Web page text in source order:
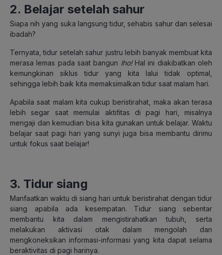
2. Belajar setelah sahur
Siapa nih yang suka langsung tidur, sehabis sahur dan selesai
ibadah?
Ternyata, tidur setelah sahur justru lebih banyak membuat kita
merasa lemas pada saat bangun lho!Hal ini diakibatkan oleh
kemungkinan siklus tidur yang kita lalui tidak optimal,
sehingga lebih baik kita memaksimalkan tidur saat malam hari.
Apabila saat malam kita cukup beristirahat, maka akan terasa
lebih segar saat memulai aktifitas di pagi hari, misalnya
mengaji dan kemudian bisa kita gunakan untuk belajar. Waktu
belajar saat pagi hari yang sunyi juga bisa membantu dirimu
untuk fokus saat belajar!
3. Tidur siang
Manfaatkan waktu di siang hari untuk beristirahat dengan tidur
siang apabila ada kesempatan. Tidur siang sebentar
membantu kita dalam mengistirahatkan tubuh, serta
melakukan aktivasi otak dalam mengolah dan
mengkoneksikan informasi-informasi yang kita dapat selama
beraktivitas di pagi harinya.